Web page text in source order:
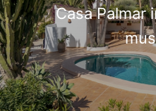
Casa Palmar